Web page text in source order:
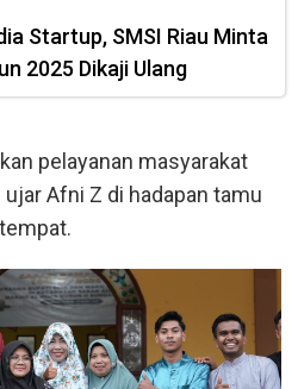
Startup, SMSI Riau Minta
2025 Dikaji Ulang
pelayanan masyarakat
Afni Z di hadapan tamu